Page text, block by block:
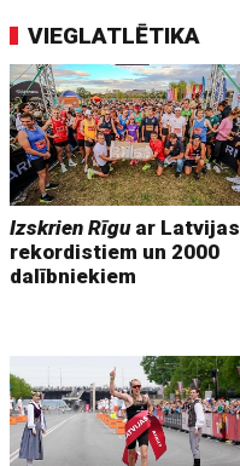
VIEGLATLĒTIKA
Izskrien Rīguar Latvijas
rekordistiem un 2000
dalībniekiem